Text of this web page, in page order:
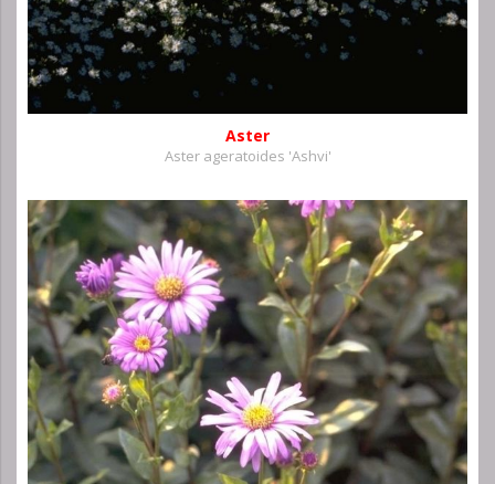
Aster
Aster ageratoides 'Ashvi'